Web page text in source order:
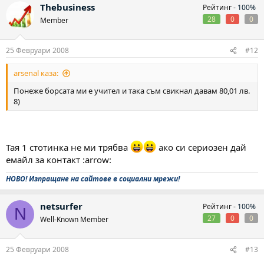
Thebusiness
Member
Рейтинг - 100%
28
0 0
25 Февруари 2008 #12
arsenal каза:
Понеже борсата ми е учител и така съм свикнал давам 80,01 лв.
8)
Тая 1 стотинка не ми трябва
ако си сериозен дай
емайл за контакт :arrow:
НОВО! Изпращане на сайтове в социални мрежи!
N netsurfer
Well-Known Member
Рейтинг - 100%
27
0 0
25 Февруари 2008 #13